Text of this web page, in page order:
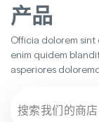
产品
Officia dolorem
enim quidem
asperiores